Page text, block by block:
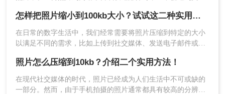
辑软件是更好的选择。这些软件提供了丰富的调整
选项，允许您根据需要调整照片的分辨率、色彩深
度、压缩质量等参数。下面以Photoshop操作为例。
操作如下：
1、PS打开我们所要压缩的图片，直接点击【文
件】-保存为【WEB格式文件】。
这无疑增加了操作的难度。那么照片怎么压缩到100KB以下
呢？本文将为您介绍几种实用的方法，帮助您轻松将照片压缩
至100KB以下。
怎样把照片缩小到100kb大小？试试这二种实用方法！
在日常的数字生活中，我们经常需要将照片压缩到特定的大小
以满足不同的需求，比如上传到社交媒体、发送电子邮件或节
方法来实现。那么怎样把照片缩小到100kb大小呢？以下是二种
实用的方法来帮助你将照片缩小到这一要求的大小。
照片怎么压缩到10kb？介绍二个实用方法！
在现代社交媒体的时代，照片已经成为人们生活中不可或缺的
一部分。然而，由于手机拍摄的照片通常都具有较高的分辨